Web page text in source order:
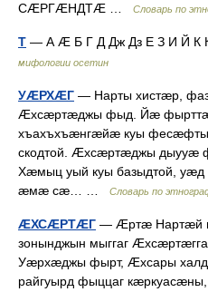
СÆРГÆНДТÆ …
Словарь по
Т — А Æ Б Г Д Дж Дз Е З И Й
мифологии осетин
УÆРХÆГ — Нарты хистæр,
Æхсæртæджы фыд. Йæ
хъахъхъæнгæйæ куы
скодтой. Æхсæртæджы
Хæмыц уый куы базыдтой,
æмæ сæ… …
Словарь по
ÆХСÆРТÆГ — Æртæ Нартæй
зонынджын мыггаг
Уæрхæджы фырт, Æхсары
райгуырд фыццаг